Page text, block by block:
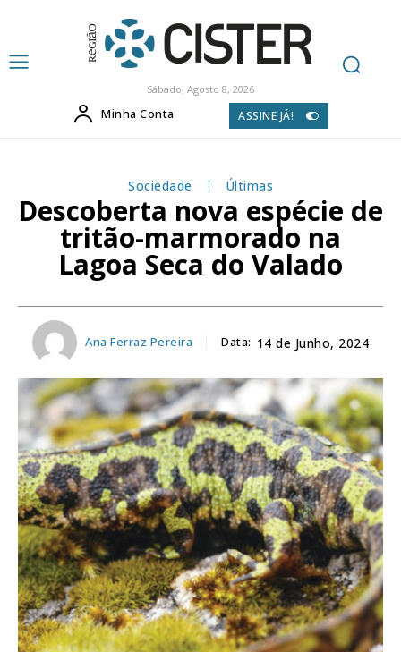
Sábado, Agosto 8, 2026
Minha Conta ASSINE JÁ!
Sociedade Últimas
Descoberta nova espécie de
tritão-marmorado na
Lagoa Seca do Valado
Ana Ferraz Pereira Data: 14 de Junho, 2024